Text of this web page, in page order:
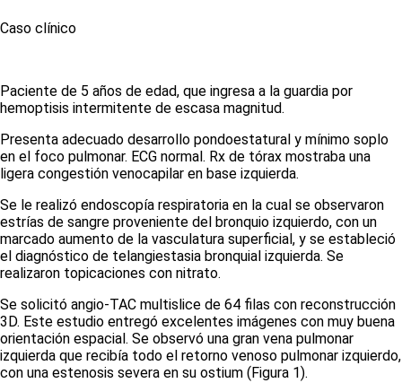
Caso clínico
Paciente de 5 años de edad, que ingresa a la guardia por
hemoptisis intermitente de escasa magnitud.
Presenta adecuado desarrollo pondoestatural y mínimo soplo
en el foco pulmonar. ECG normal. Rx de tórax mostraba una
ligera congestión venocapilar en base izquierda.
Se le realizó endoscopía respiratoria en la cual se observaron
estrías de sangre proveniente del bronquio izquierdo, con un
marcado aumento de la vasculatura superficial, y se estableció
el diagnóstico de telangiestasia bronquial izquierda. Se
realizaron topicaciones con nitrato.
Se solicitó angio-TAC multislice de 64 filas con reconstrucción
3D. Este estudio entregó excelentes imágenes con muy buena
orientación espacial. Se observó una gran vena pulmonar
izquierda que recibía todo el retorno venoso pulmonar izquierdo,
con una estenosis severa en su ostium (Figura 1).